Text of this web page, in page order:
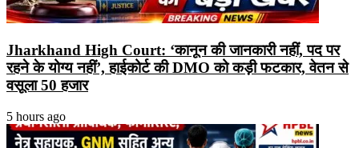
Jharkhand High Court: ‘कानून की जानकारी नहीं, पद पर
रहने के योग्य नहीं’, हाईकोर्ट की DMO को कड़ी फटकार, वेतन से
वसूला 50 हजार
5 hours ago